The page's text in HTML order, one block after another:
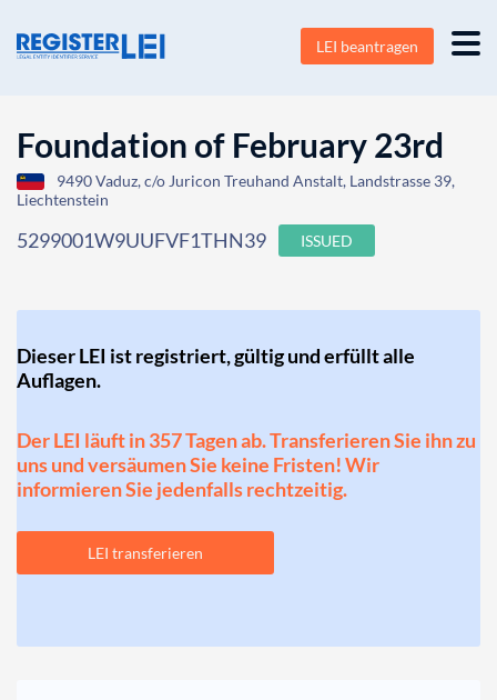
LEI beantragen
Foundation of February 23rd
9490 Vaduz, c/o Juricon Treuhand Anstalt, Landstrasse 39,
Liechtenstein
5299001W9UUFVF1THN39 ISSUED
Dieser LEI ist registriert, gültig und erfüllt alle
Auflagen.
Der LEI läuft in 357 Tagen ab. Transferieren Sie ihn zu
uns und versäumen Sie keine Fristen! Wir
informieren Sie jedenfalls rechtzeitig.
LEI transferieren